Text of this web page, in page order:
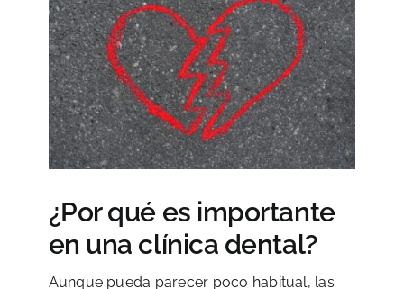
¿Por qué es importante
en una clínica dental?
Aunque pueda parecer poco habitual, las